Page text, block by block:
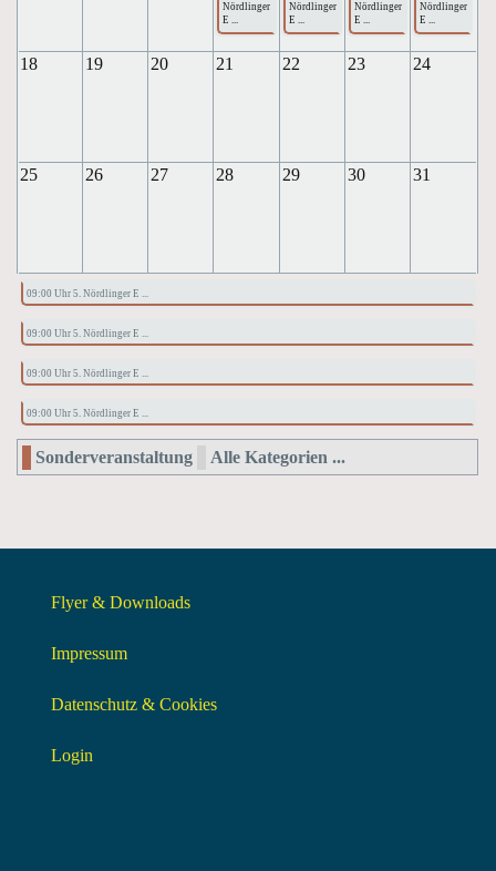
Nördlinger
E ...
Nördlinger
E ...
Nördlinger
E ...
Nördlinger
E ...
18 19 20 21 22 23 24
25 26 27 28 29 30 31
09:00 Uhr 5. Nördlinger E ...
09:00 Uhr 5. Nördlinger E ...
09:00 Uhr 5. Nördlinger E ...
09:00 Uhr 5. Nördlinger E ...
Sonderveranstaltung Alle Kategorien ...
Flyer & Downloads
Impressum
Datenschutz & Cookies
Login